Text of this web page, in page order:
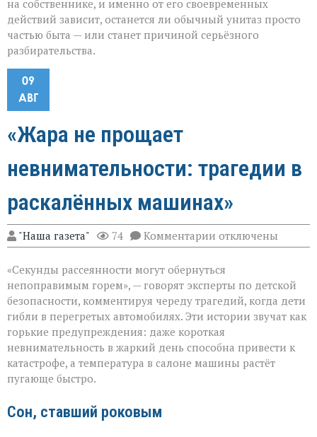
на собственнике, и именно от его своевременных
действий зависит, останется ли обычный унитаз просто
частью быта — или станет причиной серьёзного
разбирательства.
09
АВГ
«Жара не прощает
невнимательности: трагедии в
раскалённых машинах»
"Наша газета" 74 Комментарии к
записи
не
прощает
невнимательности:
трагедии
в
раскалённых
машинах»
отключены
«Секунды рассеянности могут обернуться
непоправимым горем», — говорят эксперты по детской
безопасности, комментируя череду трагедий, когда дети
гибли в перегретых автомобилях. Эти истории звучат как
горькие предупреждения: даже короткая
невнимательность в жаркий день способна привести к
катастрофе, а температура в салоне машины растёт
пугающе быстро.
Сон, ставший роковым